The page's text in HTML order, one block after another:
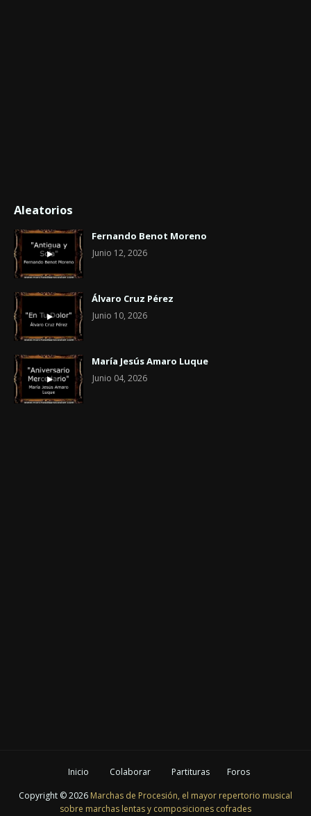
Aleatorios
Fernando Benot Moreno
Junio 12, 2026
Álvaro Cruz Pérez
Junio 10, 2026
María Jesús Amaro Luque
Junio 04, 2026
Inicio Colaborar Partituras
Foros
Copyright ©2026 Marchas de Procesión, el mayor repertorio musical
sobre marchas lentas y composiciones cofrades